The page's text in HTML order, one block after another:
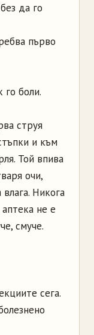
да го
първо
го боли.
струя
и към
Той впива
очи,
Никога
не е
смуче.
сега.